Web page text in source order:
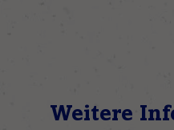
Weitere